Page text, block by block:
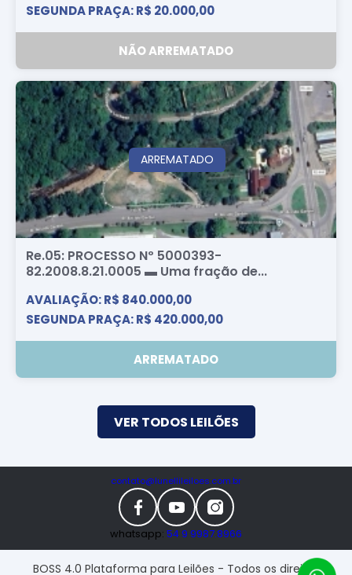
SEGUNDA PRAÇA: R$ 20.000,00
NÃO ARREMATADO
ARREMATADO
Re.05: PROCESSO Nº 5000393-
82.2008.8.21.0005 ▬ Uma fração de...
AVALIAÇÃO: R$ 840.000,00
SEGUNDA PRAÇA: R$ 420.000,00
ARREMATADO
VER TODOS LEILÕES
contato@lunellileiloes.com.br
whatsapp: 54 9 9987.8966
BOSS 4.0 Plataforma para Leilões - Todos os direitos